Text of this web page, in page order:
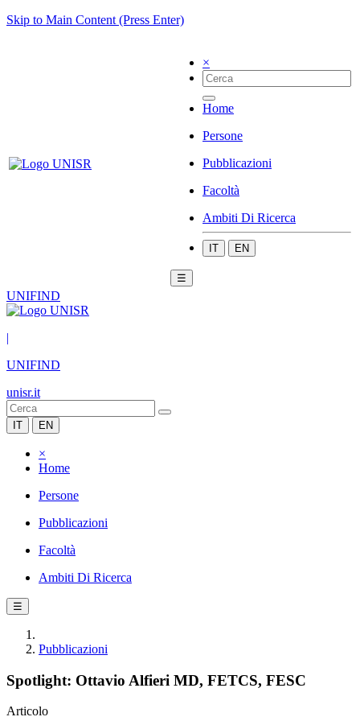
Skip to Main Content (Press Enter)
×
Home
Persone
Pubblicazioni
Facoltà
Ambiti Di Ricerca
IT EN
☰
UNIFIND
|
UNIFIND
unisr.it
IT EN
×
Home
Persone
Pubblicazioni
Facoltà
Ambiti Di Ricerca
☰
Pubblicazioni
Spotlight: Ottavio Alfieri MD, FETCS, FESC
Articolo